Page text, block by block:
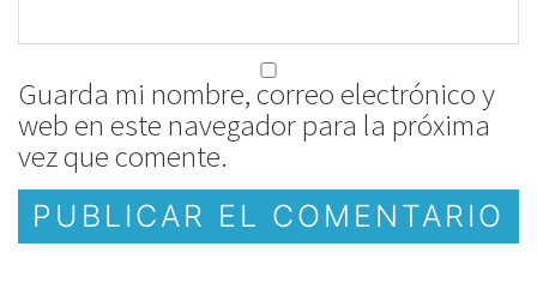
Guarda mi nombre, correo electrónico y
web en este navegador para la próxima
vez que comente.